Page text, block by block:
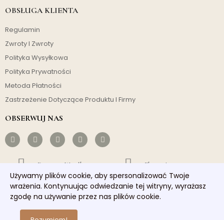
OBSŁUGA KLIENTA
Regulamin
Zwroty I Zwroty
Polityka Wysyłkowa
Polityka Prywatności
Metoda Płatności
Zastrzeżenie Dotyczące Produktu I Firmy
OBSERWUJ NAS
Darmowa Wysyłka Ekonomiczny
Szybka Wysyłka Dobra Obsługa
Używamy plików cookie, aby spersonalizować Twoje
wrażenia. Kontynuując odwiedzanie tej witryny, wyrażasz
zgodę na używanie przez nas plików cookie.